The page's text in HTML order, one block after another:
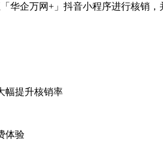
「华企万网+ 」 抖音小程序进行核销，
幅提升核销率
体验